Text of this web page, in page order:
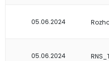
05.06.2024
05.06.2024